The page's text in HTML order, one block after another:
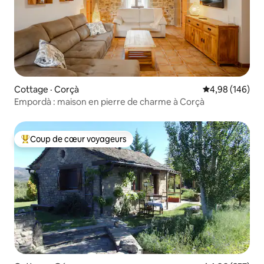
Cottage · Corçà Note
4,98 (146)
Empordà : maison en pierre de charme à Corçà
Coup de cœur voyageurs parmi les plus aimés
Coup de cœur voyageurs